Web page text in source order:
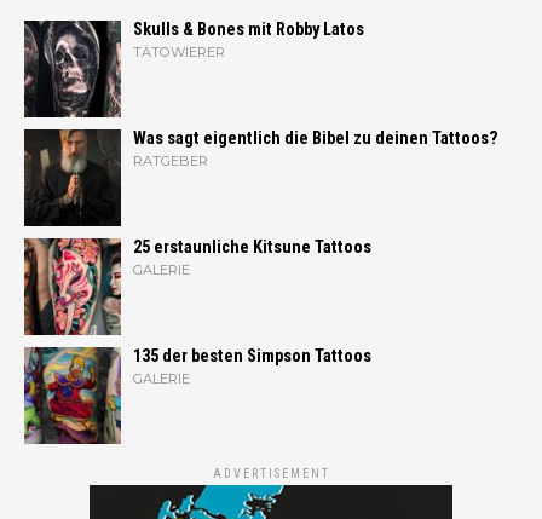
Skulls & Bones mit Robby Latos
TÄTOWIERER
Was sagt eigentlich die Bibel zu deinen Tattoos?
RATGEBER
25 erstaunliche Kitsune Tattoos
GALERIE
135 der besten Simpson Tattoos
GALERIE
ADVERTISEMENT